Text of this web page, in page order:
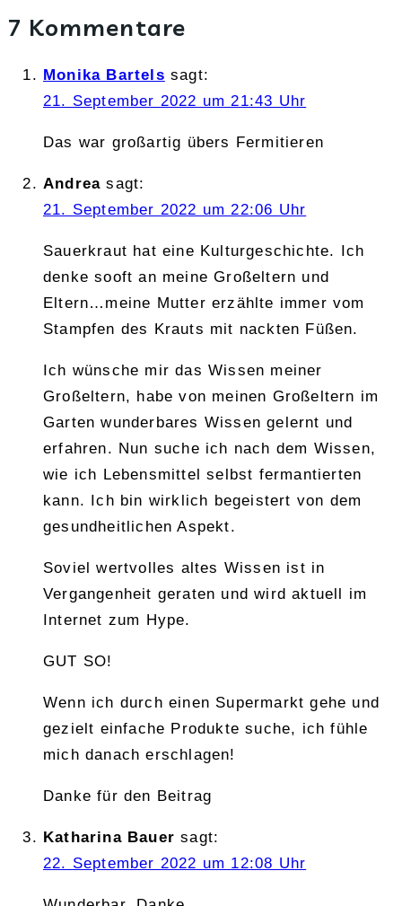
7 Kommentare
Monika Bartels sagt:
21. September 2022 um 21:43 Uhr
Das war großartig übers Fermitieren
Andrea sagt:
21. September 2022 um 22:06 Uhr
Sauerkraut hat eine Kulturgeschichte. Ich
denke sooft an meine Großeltern und
Eltern…meine Mutter erzählte immer vom
Stampfen des Krauts mit nackten Füßen.
Ich wünsche mir das Wissen meiner
Großeltern, habe von meinen Großeltern im
Garten wunderbares Wissen gelernt und
erfahren. Nun suche ich nach dem Wissen,
wie ich Lebensmittel selbst fermantierten
kann. Ich bin wirklich begeistert von dem
gesundheitlichen Aspekt.
Soviel wertvolles altes Wissen ist in
Vergangenheit geraten und wird aktuell im
Internet zum Hype.
GUT SO!
Wenn ich durch einen Supermarkt gehe und
gezielt einfache Produkte suche, ich fühle
mich danach erschlagen!
Danke für den Beitrag
Katharina Bauer sagt:
22. September 2022 um 12:08 Uhr